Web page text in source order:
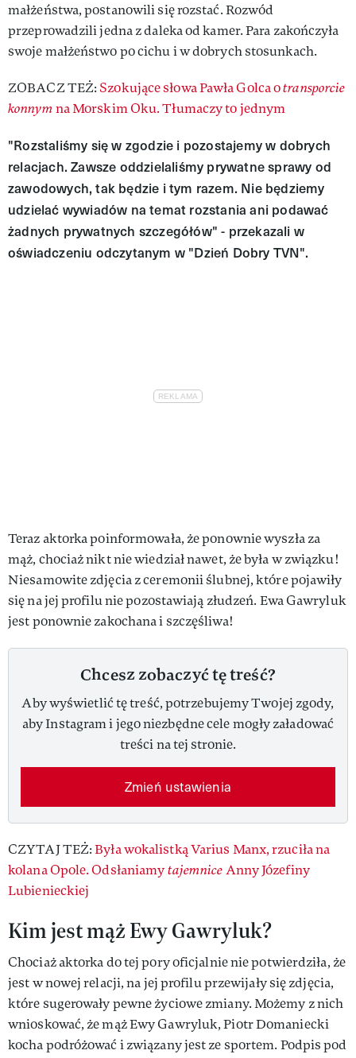
małżeństwa, postanowili się rozstać. Rozwód
przeprowadzili jedna z daleka od kamer. Para zakończyła
swoje małżeństwo po cichu i w dobrych stosunkach.
ZOBACZ TEŻ: Szokujące słowa Pawła Golca otransporcie
konnymna Morskim Oku. Tłumaczy to jednym
"Rozstaliśmy się w zgodzie i pozostajemy w dobrych
relacjach. Zawsze oddzielaliśmy prywatne sprawy od
zawodowych, tak będzie i tym razem. Nie będziemy
udzielać wywiadów na temat rozstania ani podawać
żadnych prywatnych szczegółów" - przekazali w
oświadczeniu odczytanym w "Dzień Dobry TVN".
Teraz aktorka poinformowała, że ponownie wyszła za
mąż, chociaż nikt nie wiedział nawet, że była w związku!
Niesamowite zdjęcia z ceremonii ślubnej, które pojawiły
się na jej profilu nie pozostawiają złudzeń. Ewa Gawryluk
jest ponownie zakochana i szczęśliwa!
Chcesz zobaczyć tę treść?
Aby wyświetlić tę treść, potrzebujemy Twojej zgody,
aby Instagram i jego niezbędne cele mogły załadować
treści na tej stronie.
Zmień ustawienia
CZYTAJ TEŻ:Była wokalistką Varius Manx, rzuciła na
kolana Opole. OdsłaniamytajemniceAnny Józefiny
Lubienieckiej
Kim jest mąż Ewy Gawryluk?
Chociaż aktorka do tej pory oficjalnie nie potwierdziła, że
jest w nowej relacji, na jej profilu przewijały się zdjęcia,
które sugerowały pewne życiowe zmiany. Możemy z nich
wnioskować, że mąż Ewy Gawryluk, Piotr Domaniecki
kocha podróżować i związany jest ze sportem. Podpis pod